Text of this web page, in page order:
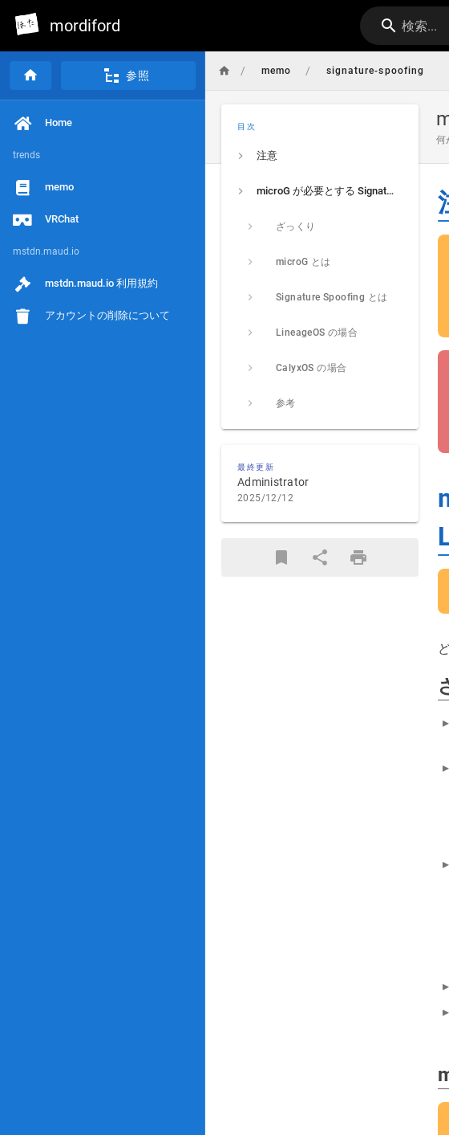
mordiford 検索...
参照
Home
trends
memo
VRChat
mstdn.maud.io
mstdn.maud.io 利用規約
アカウントの削除について
/ memo / signature-spoofing
何
目次
注意
microG が必要とする Signature Spoofing と LineageOS 側の立ち位置について
ざっくり
microG とは
Signature Spoofing とは
LineageOS の場合
CalyxOS の場合
参考
最終更新
Administrator
2025/12/12